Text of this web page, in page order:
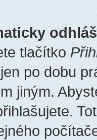
tlačítko
po dobu
jiným.